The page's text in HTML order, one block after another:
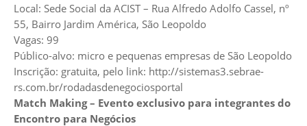
Local: Sede Social da ACIST – Rua Alfredo Adolfo Cassel, nº
55, Bairro Jardim América, São Leopoldo
Vagas: 99
Público-alvo: micro e pequenas empresas de São Leopoldo
Inscrição: gratuita, pelo link: http://sistemas3.sebrae-
rs.com.br/rodadasdenegociosportal
Match Making – Evento exclusivo para integrantes do
Encontro para Negócios